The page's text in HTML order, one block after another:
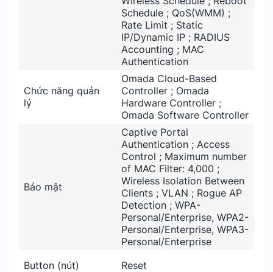
Schedule ; QoS(WMM) ;
Rate Limit ; Static
IP/Dynamic IP ; RADIUS
Accounting ; MAC
Authentication
Chức năng quản
lý
Omada Cloud-Based
Controller ; Omada
Hardware Controller ;
Omada Software Controller
Bảo mật
Captive Portal
Authentication ; Access
Control ; Maximum number
of MAC Filter: 4,000 ;
Wireless Isolation Between
Clients ; VLAN ; Rogue AP
Detection ; WPA-
Personal/Enterprise, WPA2-
Personal/Enterprise, WPA3-
Personal/Enterprise
Button (nút)
Reset